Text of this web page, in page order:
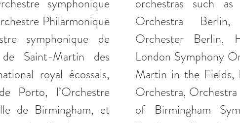
symphonique
Philarmonique
symphonique de
de Saint-Martin des
royal écossais,
Porto, l’Orchestre
de Birmingham, et
orchestras such
Orchestra
Orchester Berlin,
London Symphony
Martin in the Fields,
Orchestra,
of Birmingham